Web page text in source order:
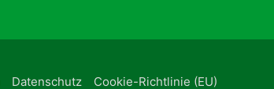
Datenschutz Cookie-Richtlinie (EU)